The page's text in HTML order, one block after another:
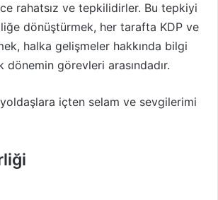
rahatsız ve tepkilidirler. Bu tepkiyi
dönüştürmek, her tarafta KDP ve
halka gelişmeler hakkında bilgi
dönemin görevleri arasındadır.
içten selam ve sevgilerimi